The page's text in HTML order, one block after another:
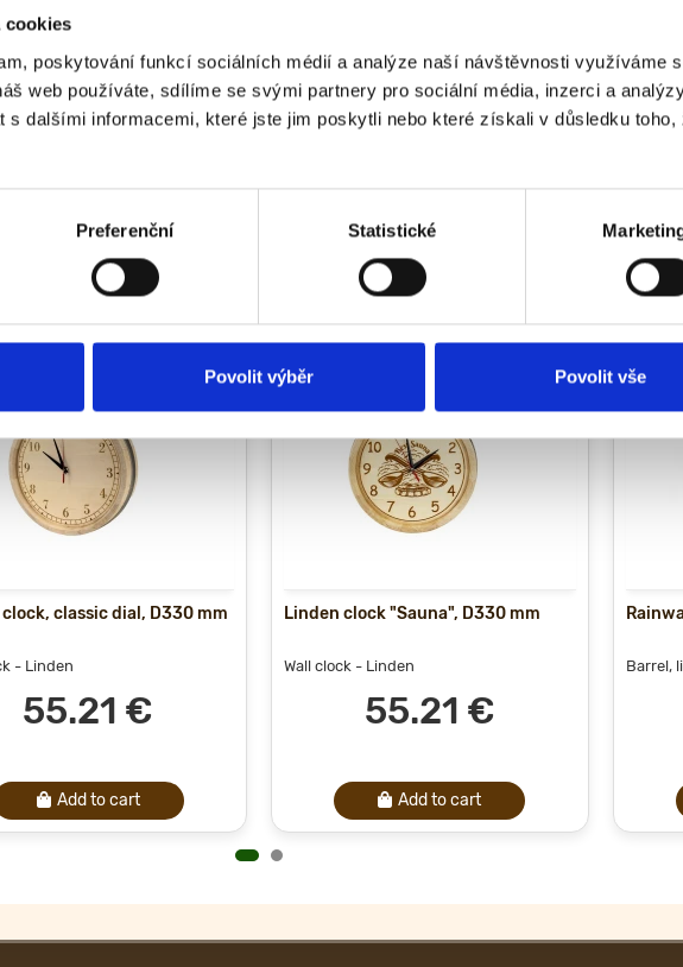
cookies
poskytování funkcí sociálních médií a analýze naší návštěvnosti využíváme
web používáte, sdílíme se svými partnery pro sociální média, inzerci a
s dalšími informacemi, které jste jim poskytli nebo které získali v důsledku toho,
Preferenční Statistické
Povolit výběr Povolit vše
0 reviews
clock is made of eco-friendly material - linden. This wooden clock will be a great
style and originality to your interior. You can buy your favourite model in our
Related Products
clock, classic dial, D330 mm
- Linden
55.21 €
Add to cart
Linden clock "Sauna", D330 mm
Wall clock - Linden
55.21 €
Add to cart
Barrel,